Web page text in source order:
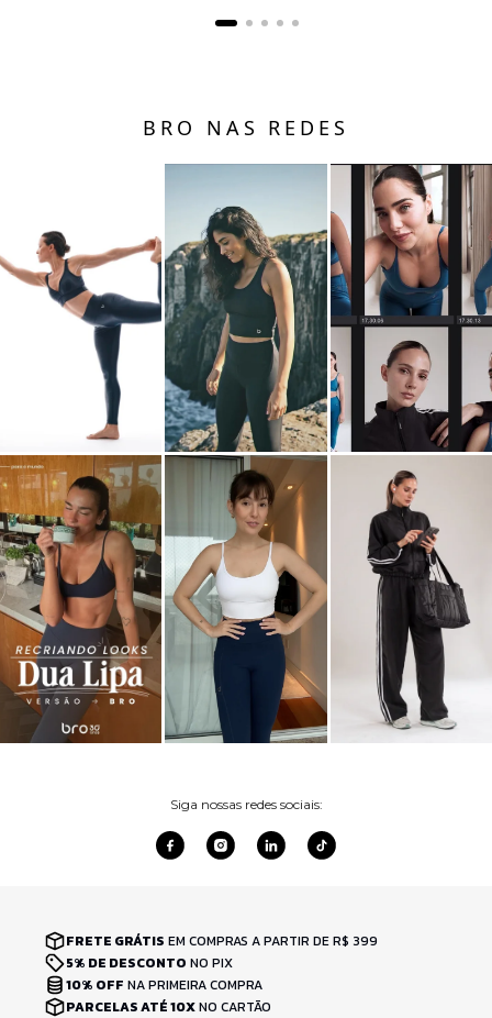
BRO NAS REDES
Siga nossas redes sociais:
FRETE GRÁTIS EM COMPRAS A PARTIR DE R$ 399
5% DE DESCONTO NO PIX
10% OFF NA PRIMEIRA COMPRA
PARCELAS ATÉ 10XNO CARTÃO